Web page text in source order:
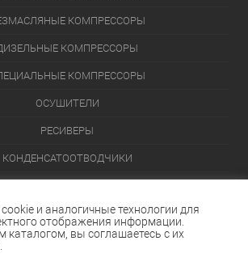
КОМПРЕССОРЫ
КОМПРЕССОРЫ
КОМПРЕССОРЫ
ОСУШИТЕЛИ
РЕСИВЕРЫ
КОНДЕНСАТООТВОДЧИКИ
носит исключительно информационный
условиях не является публичной офертой,
Статьи 437 (2) Гражданского кодекса
и аналогичные технологии для
отображения информации.
каталогом, вы соглашаетесь с их